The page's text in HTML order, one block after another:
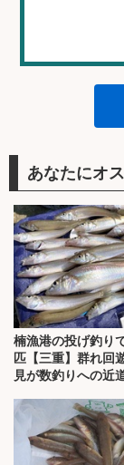
あなたにオ
楠漁港の投げ釣り
匹【三重】群れ回
見が数釣りへの近